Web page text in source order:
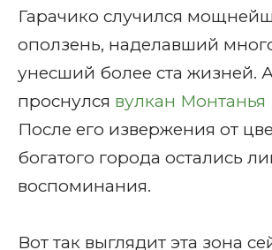
Гарачико случился
оползень, наделавший
унесший более ста жизней.
проснулся вулкан Монтанья
После его извержения от
богатого города остались
воспоминания.
Вот так выглядит эта зона